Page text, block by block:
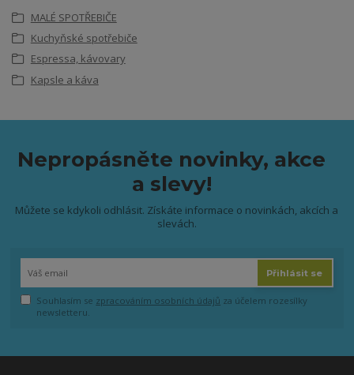
MALÉ SPOTŘEBIČE
Kuchyňské spotřebiče
Espressa, kávovary
Kapsle a káva
Nepropásněte novinky, akce
a slevy!
Můžete se kdykoli odhlásit. Získáte informace o novinkách, akcích a
slevách.
Přihlásit se
Souhlasím se zpracováním osobních údajů za účelem rozesílky
newsletteru.